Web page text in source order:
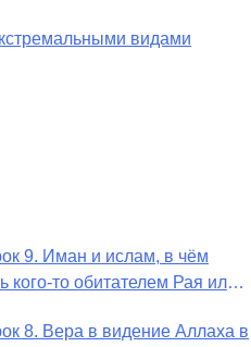
видами
9. Иман и ислам, в чём
кого-то обитателем Рая или
8. Вера в видение Аллаха в